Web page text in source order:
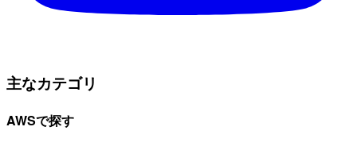
主なカテゴリ
AWSで探す